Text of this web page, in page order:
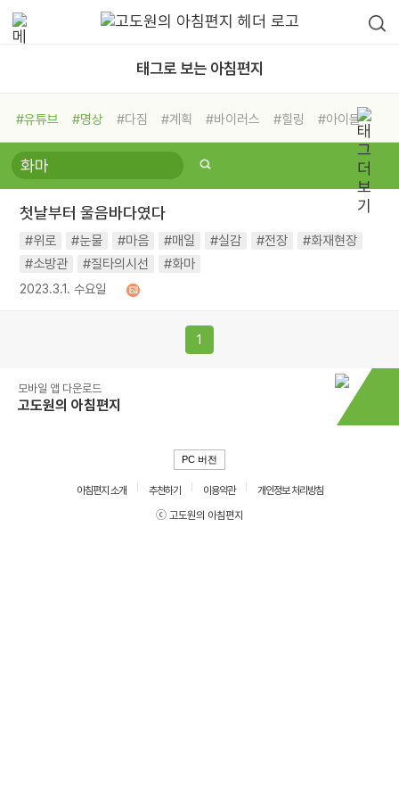
태그로 보는 아침편지
#유튜브 #명상 #다짐 #계획 #바이러스 #힐링
#아이들
#비전캠프
#독서캠프 #삶
#희망
#나눔 #친구 #링컨학교
#독서
#건강 #면역력
첫날부터 울음바다였다
#위로 #눈물 #마음 #매일 #실감 #전장
#화재현장
#소방관
#질타의시선 #화마
2023.3.1. 수요일
1
모바일 앱 다운로드
고도원의 아침편지
PC 버전
아침편지 소개 추천하기 이용약관
개인정보 처리방침
ⓒ 고도원의 아침편지